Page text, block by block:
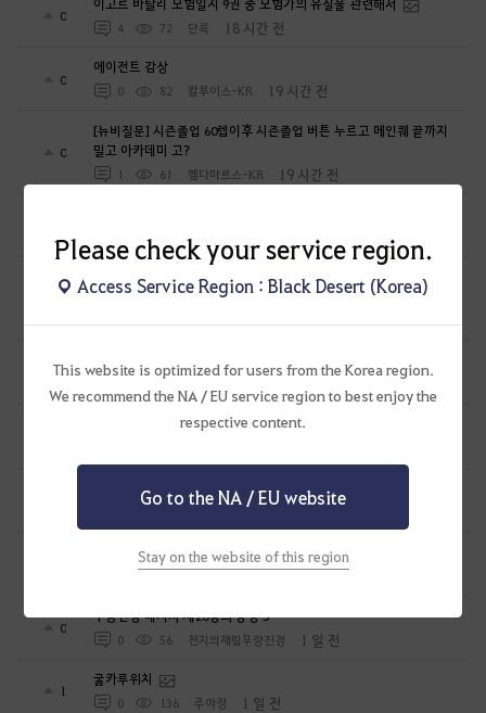
Please check your service region.
Access Service Region : Black Desert (Korea)
This website is optimized for users from the Korea region.
We recommend the NA / EU service region to best enjoy the
respective content.
Go to the NA / EU website
Stay on the website of this region
0
이고르 바탈리 모험일지 9권 중 모험가의 유실물 관련해서
4 72 단륵 18 시간 전
0
에이전트 감상
0 82 칼루이스-KR 19 시간 전
0
[뉴비질문] 시즌졸업 60렙이후 시즌졸업 버튼 누르고 메인퀘 끝까지
밀고 아카데미 고?
1 61 헬다마르스-KR 19 시간 전
천지의재림무량진경 22 시간 전
0
[질문] 시즌 캐릭터 에이전트는 각성무기 슬롯에 넣을 수 없습니다.
공격력 주무기 100% 인가요?
2 73 명왕도량 23 시간 전
2
[하이퍼부스트] 보답의 선물 편지
시간 충분히 줬고 이제 비양심에 대한 책임 묻겠습니다
무량진경 창세록
0
무량진경 대지서 제20경의 등장 5
0 56 천지의재림무량진경 1 일 전
1
굶카루위치
0 136 주아정 1 일 전